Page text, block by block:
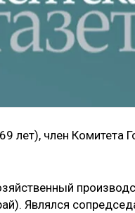
лет), член Комитета
Являлся